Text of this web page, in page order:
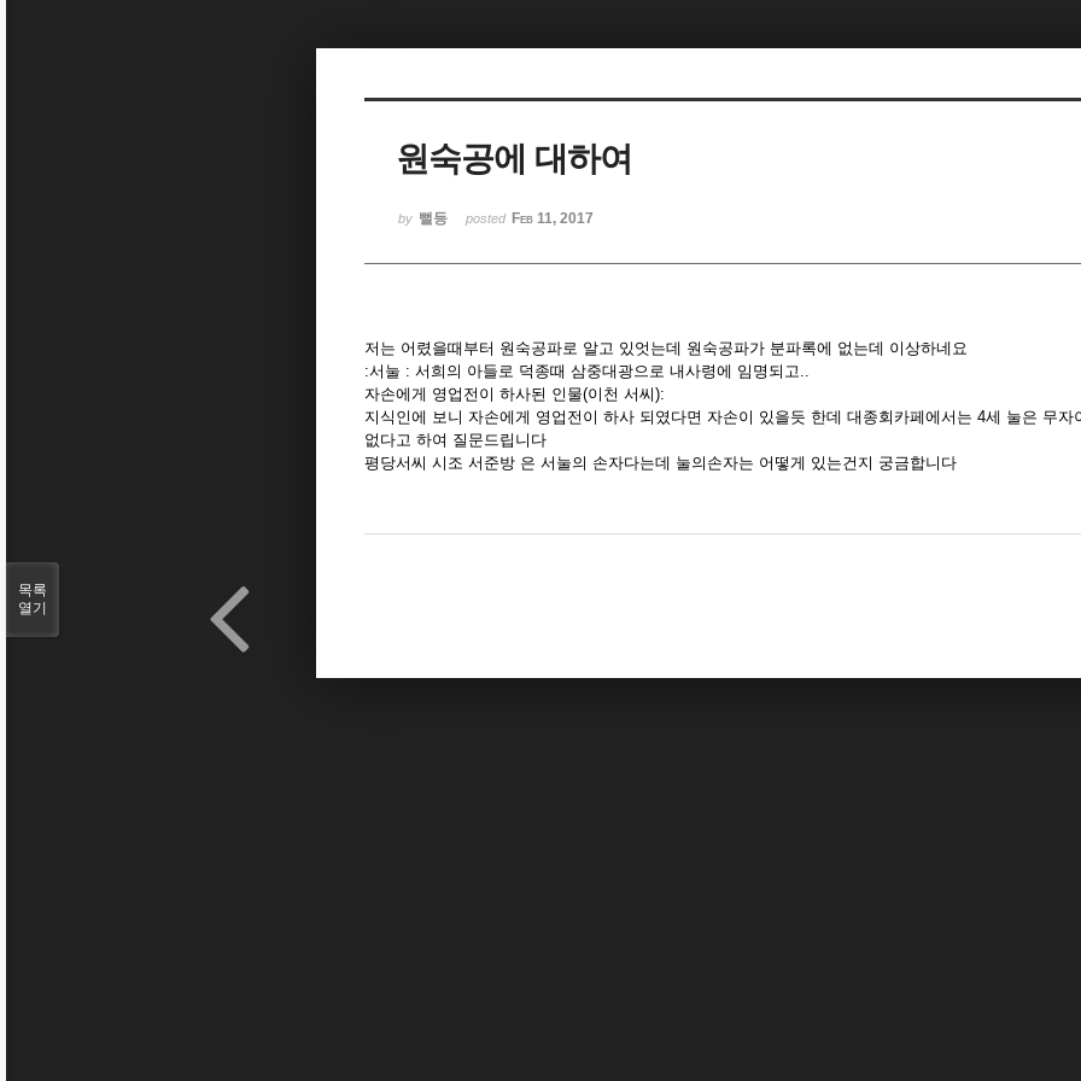
원숙공에 대하여
by 뻘등 posted Feb 11, 2017
저는 어렸을때부터 원숙공파로 알고 있엇는데 원숙공파가 분파록에 없는데 이상하네요
:서눌 : 서희의 아들로 덕종때 삼중대광으로 내사령에 임명되고..
자손에게 영업전이 하사된 인물(이천 서씨):
지식인에 보니 자손에게 영업전이 하사 되였다면 자손이 있을듯 한데 대종회카페에서는 4세 눌은 무자
없다고 하여 질문드립니다
평당서씨 시조 서준방 은 서눌의 손자다는데 눌의손자는 어떻게 있는건지 궁금합니다
목록
열기
Sketchbook5, 스케치북5
Sketchbook5, 스케치북5